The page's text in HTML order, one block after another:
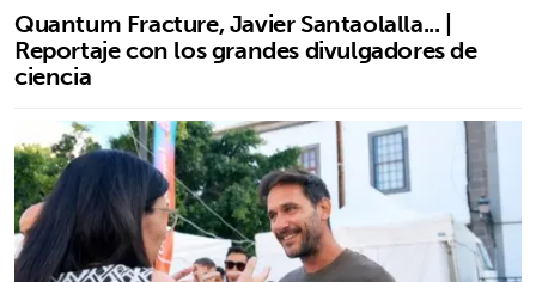
Quantum Fracture, Javier Santaolalla... |
Reportaje con los grandes divulgadores de
ciencia